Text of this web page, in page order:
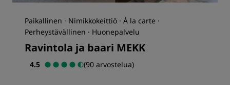
Paikallinen · Nimikkokeittiö · À la carte ·
Perheystävällinen · Huonepalvelu
Ravintola ja baari MEKK
4.5 (90 arvostelua)